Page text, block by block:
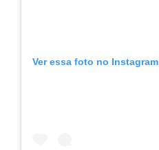
Ver essa foto no Instagram